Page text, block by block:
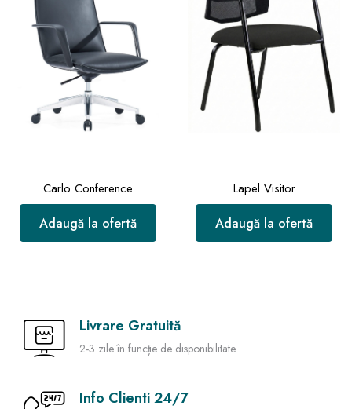
Carlo Conference
Adaugă la ofertă
Lapel Visitor
Adaugă la ofertă
Livrare Gratuită
2-3 zile în funcție de disponibilitate
Info Clienti 24/7